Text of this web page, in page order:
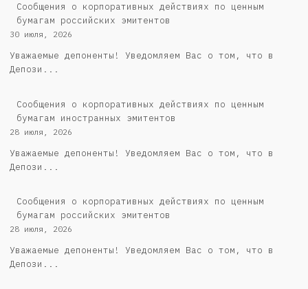
Cообщения о корпоративных действиях по ценным
бумагам российских эмитентов
30 июля, 2026
Уважаемые депоненты! Уведомляем Вас о том, что в
Депози...
Сообщения о корпоративных действиях по ценным
бумагам иностранных эмитентов
28 июля, 2026
Уважаемые депоненты! Уведомляем Вас о том, что в
Депози...
Cообщения о корпоративных действиях по ценным
бумагам российских эмитентов
28 июля, 2026
Уважаемые депоненты! Уведомляем Вас о том, что в
Депози...